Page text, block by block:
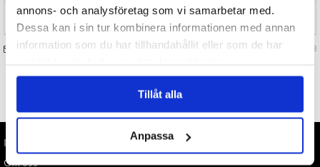
annons- och analysföretag som vi samarbetar med.
Dessa kan i sin tur kombinera informationen med annan
information som du har tillhandahållit eller som de har
Tillåt alla
Anpassa
TIPSA
FRÅGA OSS OM VARAN Art. nr 124493
TILL TOPPEN
INFORMATION
Om oss